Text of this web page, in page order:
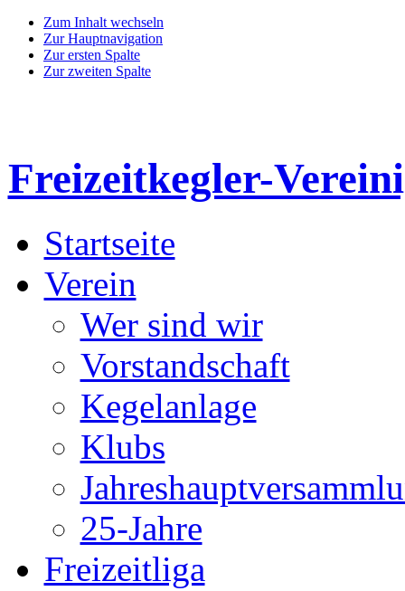
Zum Inhalt wechseln
Zur Hauptnavigation
Zur ersten Spalte
Zur zweiten Spalte
Freizeitkegler-
Startseite
Verein
Wer sind wir
Vorstandschaft
Kegelanlage
Klubs
25-Jahre
Freizeitliga